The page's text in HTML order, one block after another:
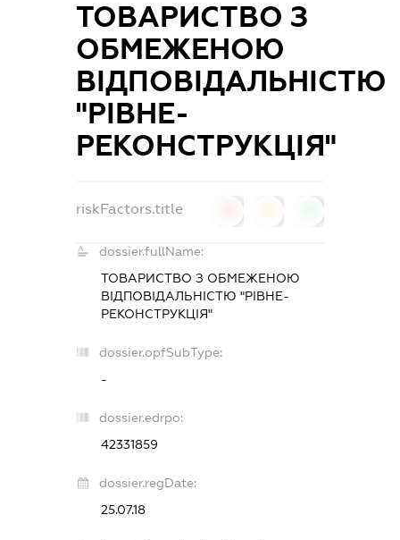
ТОВАРИСТВО З
ОБМЕЖЕНОЮ
ВІДПОВІДАЛЬНІСТЮ
"РІВНЕ-
РЕКОНСТРУКЦІЯ"
riskFactors.title
dossier.fullName:
ТОВАРИСТВО З ОБМЕЖЕНОЮ
ВІДПОВІДАЛЬНІСТЮ "РІВНЕ-
РЕКОНСТРУКЦІЯ"
dossier.opfSubType:
-
dossier.edrpo:
42331859
dossier.regDate:
25.07.18